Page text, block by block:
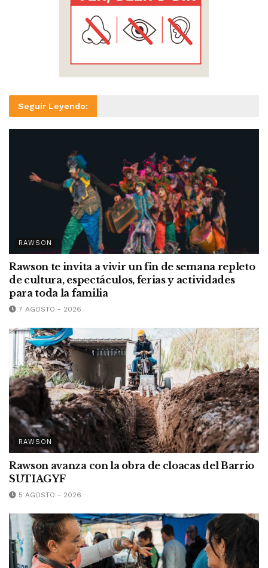
Seguir Leyendo:
RAWSON
Rawson te invita a vivir un fin de semana repleto
de cultura, espectáculos, ferias y actividades
para toda la familia
7 AGOSTO - 2026
RAWSON
Rawson avanza con la obra de cloacas del Barrio
SUTIAGYF
5 AGOSTO - 2026